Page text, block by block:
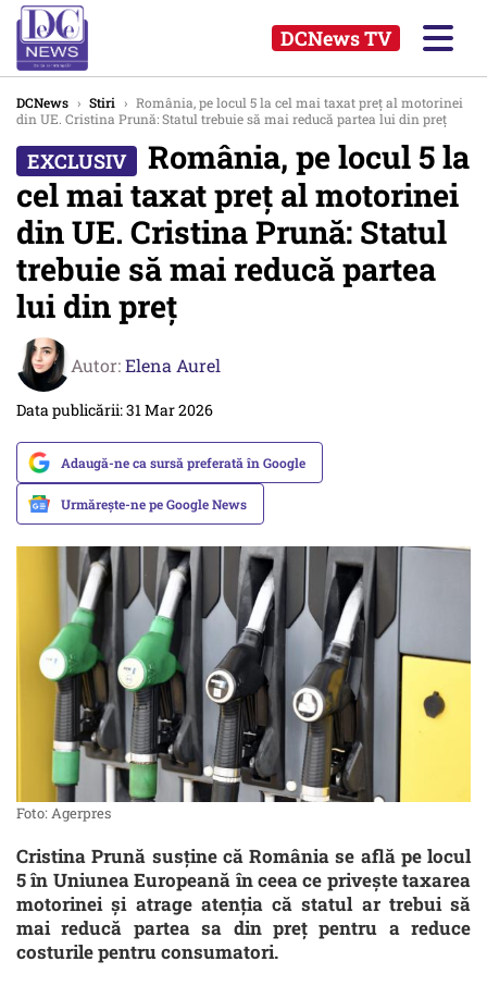
DCNews TV
DCNews › Stiri › România, pe locul 5 la cel mai taxat preț al motorinei
din UE. Cristina Prună: Statul trebuie să mai reducă partea lui din preț
România, pe locul 5 la
cel mai taxat preț al motorinei
din UE. Cristina Prună: Statul
trebuie să mai reducă partea
lui din preț
Autor:Elena Aurel
Data publicării: 31 Mar 2026
Adaugă-ne ca sursă preferată în Google
Urmărește-ne pe Google News
Foto: Agerpres
Cristina Prună susține că România se află pe locul
5 în Uniunea Europeană în ceea ce privește taxarea
motorinei și atrage atenția că statul ar trebui să
mai reducă partea sa din preț pentru a reduce
costurile pentru consumatori.